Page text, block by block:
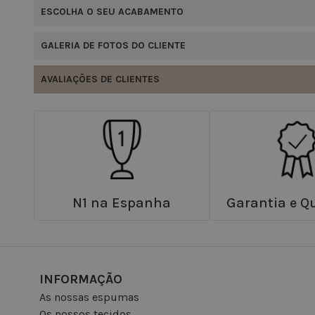
ESCOLHA O SEU ACABAMENTO
GALERIA DE FOTOS DO CLIENTE
AVALIAÇÕES DE CLIENTES
N1 na Espanha Garantia e
INFORMAÇÃO
As nossas espumas